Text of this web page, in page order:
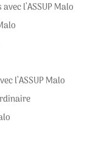
l’ASSUP Malo
l’ASSUP Malo